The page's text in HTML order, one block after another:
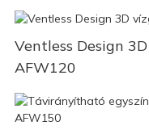
Ventless Design
AFW120